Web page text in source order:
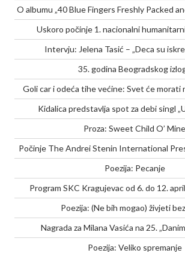
O albumu „40 Blue Fingers Freshly Packed
Uskoro počinje 1. nacionalni
Intervju: Jelena Tasić – „Deca su
35. godina Beogradskog
Goli car i odeća tihe većine: Svet će morati
Kidalica predstavlja spot za debi singl
Proza: Sweet Child O’ Mine
Počinje The Andrei Stenin International
Poezija: Pecanje
Program SKC Kragujevac od 6. do 12.
Poezija: (Ne bih mogao) živjeti
Nagrada za Milana Vasića na 25.
Poezija: Veliko spremanje